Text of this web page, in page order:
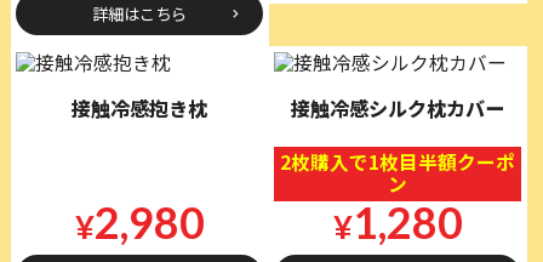
詳細はこちら
接触冷感抱き枕
¥2,980
接触冷感シルク枕カバー
2枚購入で1枚目半額クーポ
ン
¥1,280